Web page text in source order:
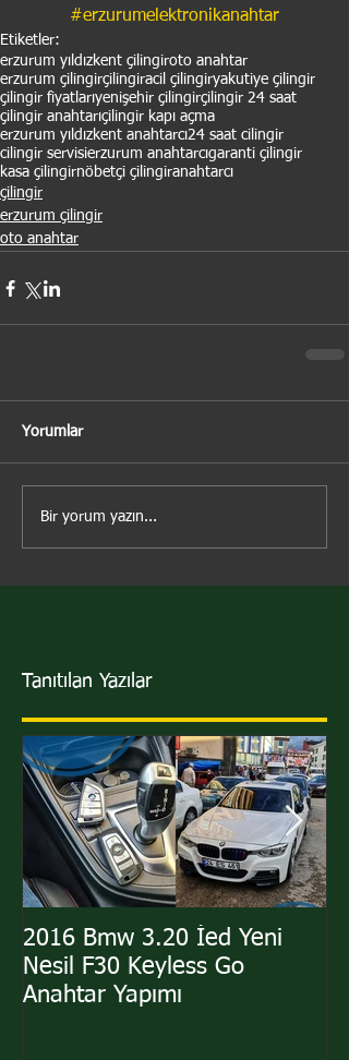
Tanıtılan Yazılar
#erzurumelektronikanahtar
Etiketler:
erzurum yıldızkent çilingiroto anahtar
erzurum çilingirçilingiracil çilingiryakutiye çilingir
çilingir fiyatlarıyenişehir çilingirçilingir 24 saat
çilingir anahtarıçilingir kapı açma
erzurum yıldızkent anahtarcı24 saat cilingir
cilingir servisierzurum anahtarcıgaranti çilingir
kasa çilingirnöbetçi çilingiranahtarcı
çilingir
erzurum çilingir
oto anahtar
Yorumlar
Bir yorum yazın...
2016 Bmw 3.20 İed Yeni
Nesil F30 Keyless Go
Anahtar Yapımı